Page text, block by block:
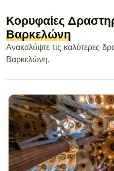
Κορυφαίες
Βαρκελώνη
Ανακαλύψτε τις καλύτερες
Βαρκελώνη.